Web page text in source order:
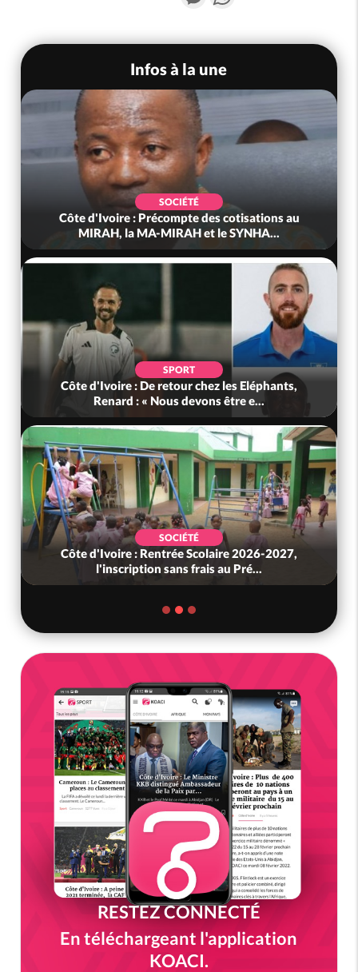
Infos à la une
SOCIÉTÉ
Côte d'Ivoire : Précompte des cotisations au
MIRAH, la MA-MIRAH et le SYNHA...
SPORT
Côte d'Ivoire : De retour chez les Eléphants,
Renard : « Nous devons être e...
SOCIÉTÉ
Côte d'Ivoire : Rentrée Scolaire 2026-2027,
l'inscription sans frais au Pré...
RESTEZ CONNECTÉ
En téléchargeant l'application
KOACI.